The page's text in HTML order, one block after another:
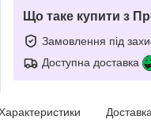
Що таке купити з
Замовлення під
Доступна доставка
Доставка